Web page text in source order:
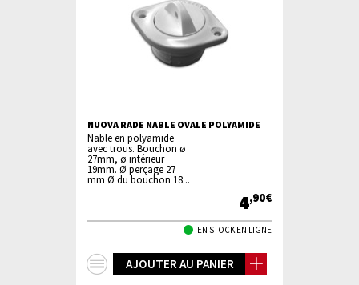
NUOVA RADE NABLE OVALE POLYAMIDE
Nable en polyamide
avec trous. Bouchon ø
27mm, ø intérieur
19mm. Ø perçage 27
mm Ø du bouchon 18...
4,90€
EN STOCK EN LIGNE
AJOUTER AU PANIER